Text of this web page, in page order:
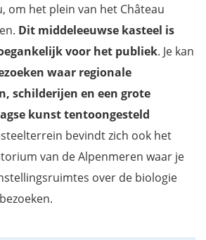
om het plein van het Château
Dit middeleeuwse kasteel is
voor het publiek. Je kan
waar regionale
schilderijen en een grote
kunst tentoongesteld
bevindt zich ook het
van de Alpenmeren waar je
over de biologie